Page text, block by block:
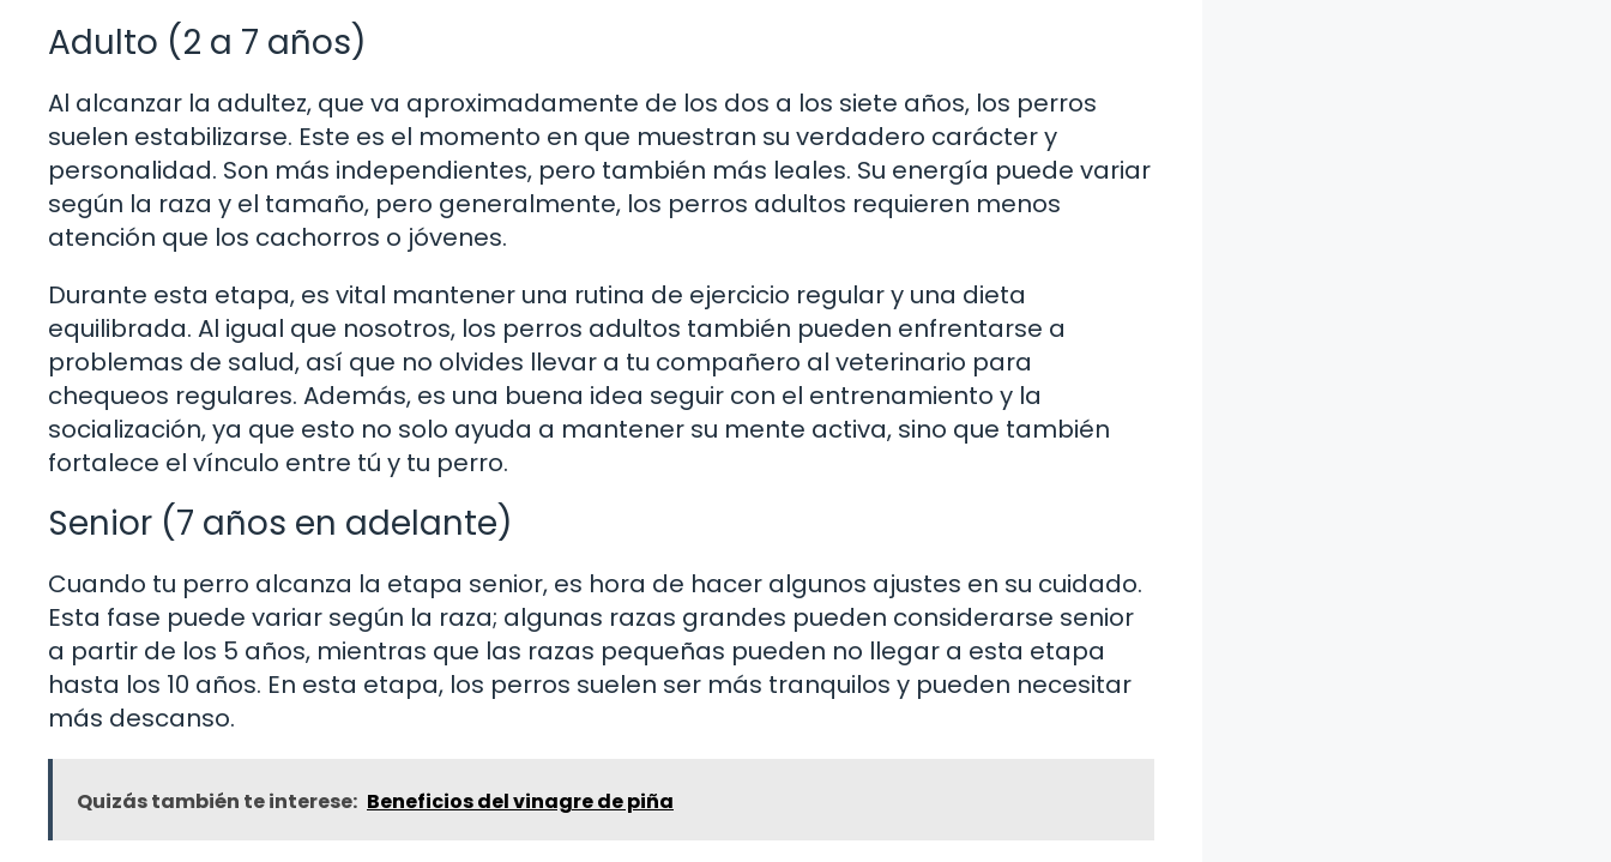
Adulto (2 a 7 años)
Al alcanzar la adultez, que va aproximadamente de los dos a los siete años, los perros
suelen estabilizarse. Este es el momento en que muestran su verdadero carácter y
personalidad. Son más independientes, pero también más leales. Su energía puede variar
según la raza y el tamaño, pero generalmente, los perros adultos requieren menos
atención que los cachorros o jóvenes.
Durante esta etapa, es vital mantener una rutina de ejercicio regular y una dieta
equilibrada. Al igual que nosotros, los perros adultos también pueden enfrentarse a
problemas de salud, así que no olvides llevar a tu compañero al veterinario para
chequeos regulares. Además, es una buena idea seguir con el entrenamiento y la
socialización, ya que esto no solo ayuda a mantener su mente activa, sino que también
fortalece el vínculo entre tú y tu perro.
Senior (7 años en adelante)
Cuando tu perro alcanza la etapa senior, es hora de hacer algunos ajustes en su cuidado.
Esta fase puede variar según la raza; algunas razas grandes pueden considerarse senior
a partir de los 5 años, mientras que las razas pequeñas pueden no llegar a esta etapa
hasta los 10 años. En esta etapa, los perros suelen ser más tranquilos y pueden necesitar
más descanso.
Quizás también te interese: Beneficios del vinagre de piña